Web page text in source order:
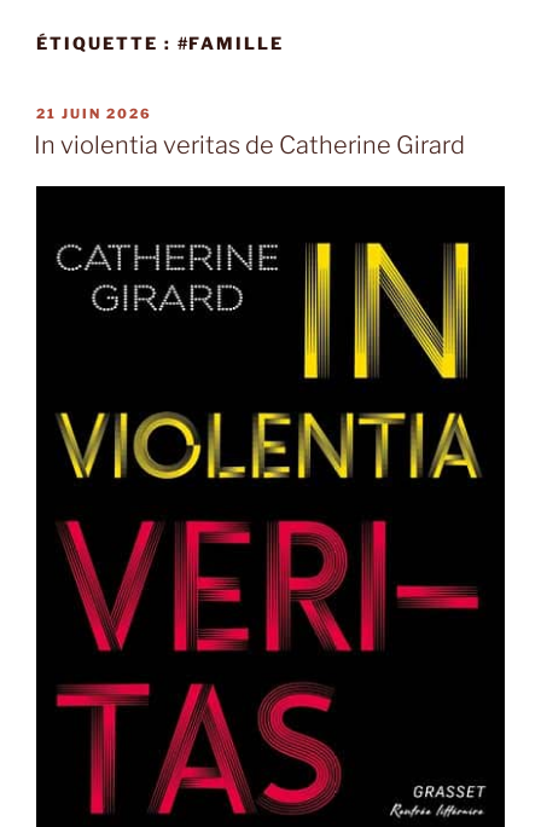
ÉTIQUETTE : #FAMILLE
PUBLIÉ
LE
21 JUIN 2026
In violentia veritas de Catherine Girard